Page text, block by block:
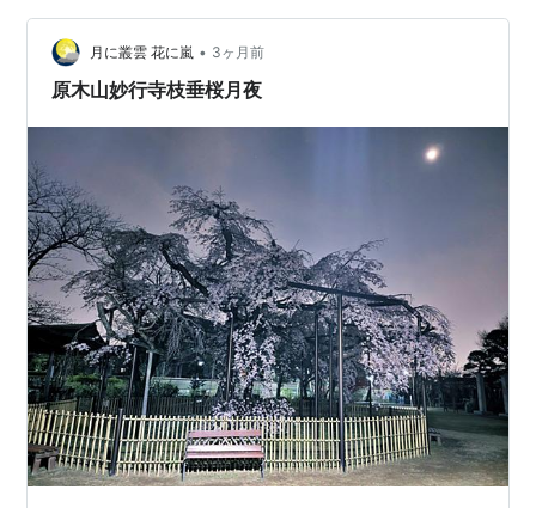
フィクション
はてなダイアラー・はてなスタッフ
没
1185年 安徳天皇
1185年 平時子(二位尼)
出来事
1185年 壇ノ浦合戦
カレンダーキーワード
2004-03-24
2005-03-24
2006-03-24
月に叢雲 花に嵐 • 3ヶ月前
原木山妙行寺枝垂桜月夜